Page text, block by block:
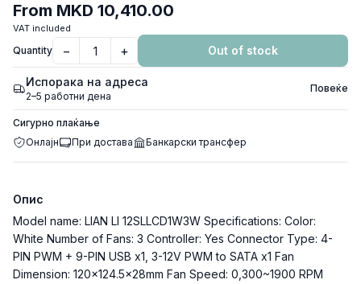
From MKD 10,410.00
VAT included
Quantity − + Out of stock
Испорака на адреса
2–5 работни дена
Повеќе
Сигурно плаќање
Онлајн
При достава Банкарски трансфер
Опис
Model name: LIAN LI 12SLLCD1W3W Specifications: Color:
White Number of Fans: 3 Controller: Yes Connector Type: 4-
PIN PWM + 9-PIN USB x1, 3-12V PWM to SATA x1 Fan
Dimension: 120×124.5x28mm Fan Speed: 0,300~1900 RPM